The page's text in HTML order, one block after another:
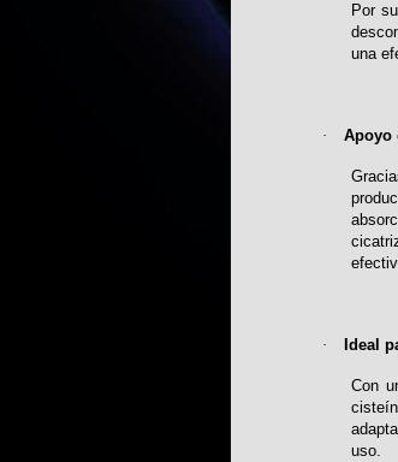
Por
una
· Apoyo
· Ideal
Con
uso.